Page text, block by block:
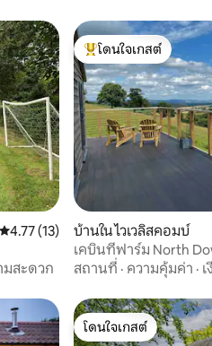
คะแนนเฉลี่ย 4.77 จาก 5, 13 รีวิว
4.77 (13)
มสะดวก
โดนใจเกสต์ที่สุด
โดนใจเกสต์
บ้านใน ไวเวลิสคอมบ์
เคบินที่ฟาร์ม North
สถานที่ · ความคุ้มค่า ·
โดนใจเกสต์
โดนใจเกสต์